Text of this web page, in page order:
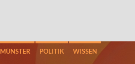
MÜNSTER POLITIK WISSEN